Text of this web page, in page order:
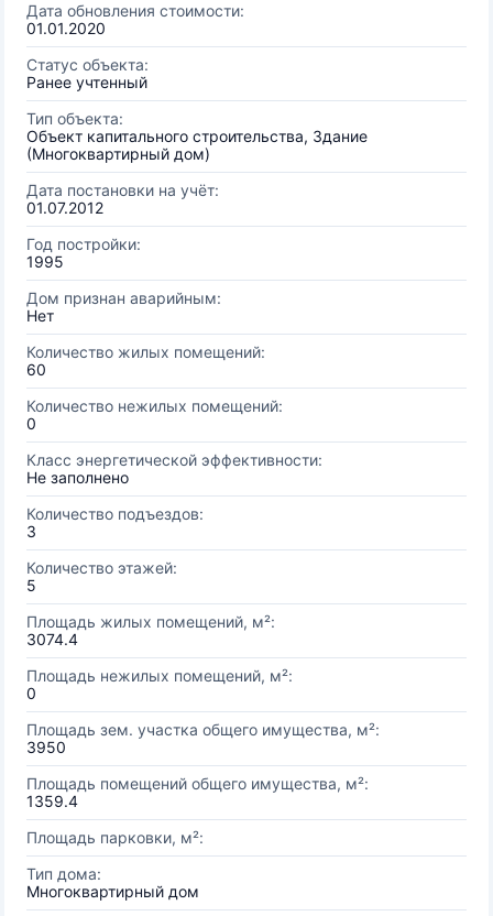
Дата обновления стоимости:
01.01.2020
Статус объекта:
Ранее учтенный
Тип объекта:
Объект капитального строительства, Здание
(Многоквартирный дом)
Дата постановки на учёт:
01.07.2012
Год постройки:
1995
Дом признан аварийным:
Нет
Количество жилых помещений:
60
Количество нежилых помещений:
0
Класс энергетической эффективности:
Не заполнено
Количество подъездов:
3
Количество этажей:
5
Площадь жилых помещений, м²:
3074.4
Площадь нежилых помещений, м²:
0
Площадь зем. участка общего имущества, м²:
3950
Площадь помещений общего имущества, м²:
1359.4
Площадь парковки, м²:
Тип дома:
Многоквартирный дом